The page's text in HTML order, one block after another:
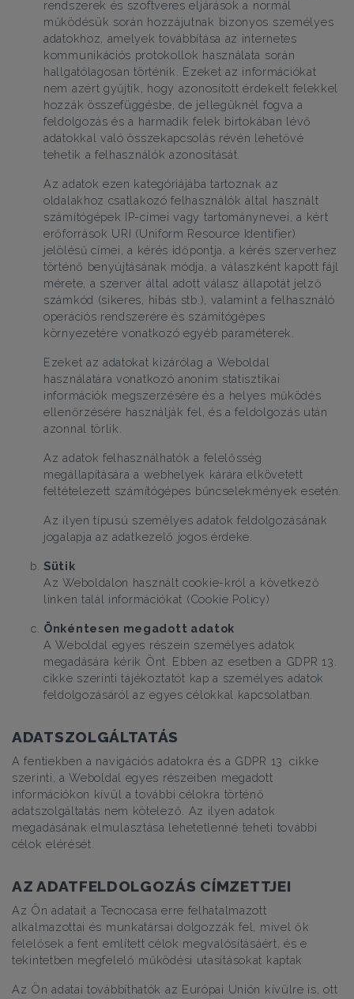
rendszerek és szoftveres eljárások a normál
működésük során hozzájutnak bizonyos személyes
adatokhoz, amelyek továbbítása az internetes
kommunikációs protokollok használata során
hallgatólagosan történik. Ezeket az információkat
nem azért gyűjtik, hogy azonosított érdekelt felekkel
hozzák összefüggésbe, de jellegüknél fogva a
feldolgozás és a harmadik felek birtokában lévő
adatokkal való összekapcsolás révén lehetővé
tehetik a felhasználók azonosítását.
Az adatok ezen kategóriájába tartoznak az
oldalakhoz csatlakozó felhasználók által használt
számítógépek IP-címei vagy tartománynevei, a kért
erőforrások URI (Uniform Resource Identifier)
jelölésű címei, a kérés időpontja, a kérés szerverhez
történő benyújtásának módja, a válaszként kapott fájl
mérete, a szerver által adott válasz állapotát jelző
számkód (sikeres, hibás stb.), valamint a felhasználó
operációs rendszerére és számítógépes
környezetére vonatkozó egyéb paraméterek.
Ezeket az adatokat kizárólag a Weboldal
használatára vonatkozó anonim statisztikai
információk megszerzésére és a helyes működés
ellenőrzésére használják fel, és a feldolgozás után
azonnal törlik.
Az adatok felhasználhatók a felelősség
megállapítására a webhelyek kárára elkövetett
feltételezett számítógépes bűncselekmények esetén.
Az ilyen típusú személyes adatok feldolgozásának
jogalapja az adatkezelő jogos érdeke.
Sütik
Az Weboldalon használt cookie-król a következő
linken talál információkat (Cookie Policy)
Önkéntesen megadott adatok
A Weboldal egyes részein személyes adatok
megadására kérik Önt. Ebben az esetben a GDPR 13.
cikke szerinti tájékoztatót kap a személyes adatok
feldolgozásáról az egyes célokkal kapcsolatban.
ADATSZOLGÁLTATÁS
A fentiekben a navigációs adatokra és a GDPR 13. cikke
szerinti, a Weboldal egyes részeiben megadott
információkon kívül a további célokra történő
adatszolgáltatás nem kötelező. Az ilyen adatok
megadásának elmulasztása lehetetlenné teheti további
célok elérését.
AZ ADATFELDOLGOZÁS CÍMZETTJEI
Az Ön adatait a Tecnocasa erre felhatalmazott
alkalmazottai és munkatársai dolgozzák fel, mivel ők
felelősek a fent említett célok megvalósításáért, és e
tekintetben megfelelő működési utasításokat kaptak
Az Ön adatai továbbíthatók az Európai Unión kívülre is, ott